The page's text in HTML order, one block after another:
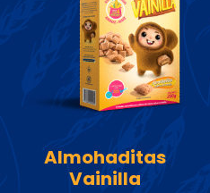
Almohaditas
Vainilla